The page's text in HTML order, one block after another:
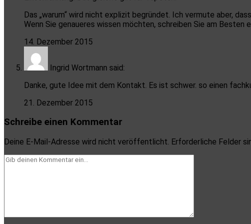
Das „warum“ wird nicht explizit begründet. Ich vermute aber,
Wenn Sie genaueres wissen möchten, schreiben Sie am Besten
14. Dezember 2015
Ingrid Wortmann said:
Danke, gute Idee mit dem Kontakt. Es ist schwer. so einen
21. Dezember 2015
Schreibe einen Kommentar
Deine E-Mail-Adresse wird nicht veröffentlicht. Erforderliche Felder
Dein